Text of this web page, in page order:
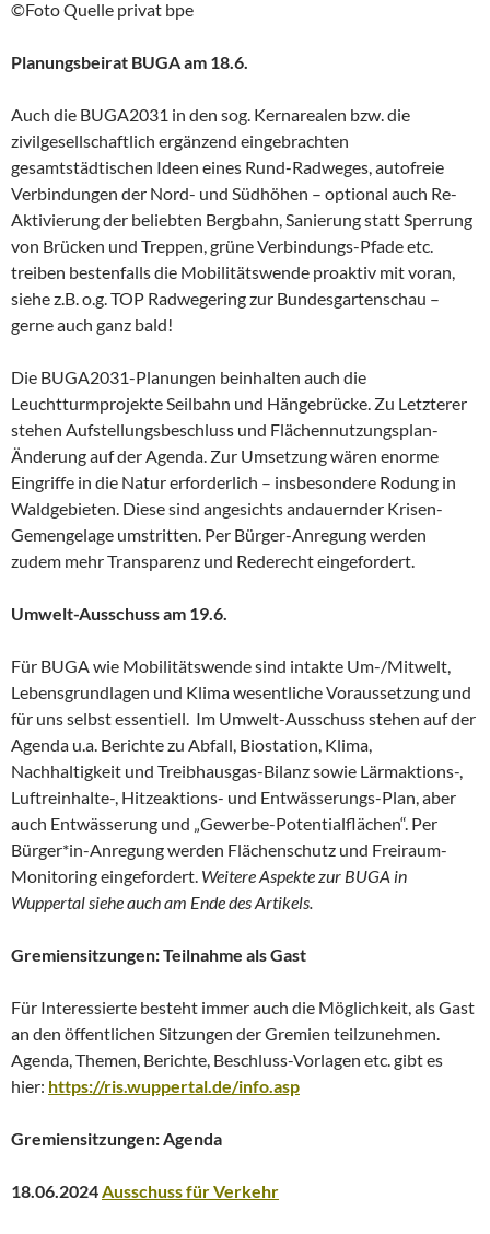
©Foto Quelle privat bpe
Planungsbeirat BUGA am 18.6.
Auch die BUGA2031 in den sog. Kernarealen bzw. die
zivilgesellschaftlich ergänzend eingebrachten
gesamtstädtischen Ideen eines Rund-Radweges, autofreie
Verbindungen der Nord- und Südhöhen – optional auch Re-
Aktivierung der beliebten Bergbahn, Sanierung statt Sperrung
von Brücken und Treppen, grüne Verbindungs-Pfade etc.
treiben bestenfalls die Mobilitätswende proaktiv mit voran,
siehe z.B. o.g. TOP Radwegering zur Bundesgartenschau –
gerne auch ganz bald!
Die BUGA2031-Planungen beinhalten auch die
Leuchtturmprojekte Seilbahn und Hängebrücke. Zu Letzterer
stehen Aufstellungsbeschluss und Flächennutzungsplan-
Änderung auf der Agenda. Zur Umsetzung wären enorme
Eingriffe in die Natur erforderlich – insbesondere Rodung in
Waldgebieten. Diese sind angesichts andauernder Krisen-
Gemengelage umstritten. Per Bürger-Anregung werden
zudem mehr Transparenz und Rederecht eingefordert.
Umwelt-Ausschuss am 19.6.
Für BUGA wie Mobilitätswende sind intakte Um-/Mitwelt,
Lebensgrundlagen und Klima wesentliche Voraussetzung und
für uns selbst essentiell. Im Umwelt-Ausschuss stehen auf der
Agenda u.a. Berichte zu Abfall, Biostation, Klima,
Nachhaltigkeit und Treibhausgas-Bilanz sowie Lärmaktions-,
Luftreinhalte-, Hitzeaktions- und Entwässerungs-Plan, aber
auch Entwässerung und „Gewerbe-Potentialflächen“. Per
Bürger*in-Anregung werden Flächenschutz und Freiraum-
Monitoring eingefordert. Weitere Aspekte zur BUGA in
Wuppertal siehe auch am Ende des Artikels.
Gremiensitzungen: Teilnahme als Gast
Für Interessierte besteht immer auch die Möglichkeit, als Gast
an den öffentlichen Sitzungen der Gremien teilzunehmen.
Agenda, Themen, Berichte, Beschluss-Vorlagen etc. gibt es
hier: https://ris.wuppertal.de/info.asp
Gremiensitzungen: Agenda
18.06.2024Ausschuss für Verkehr